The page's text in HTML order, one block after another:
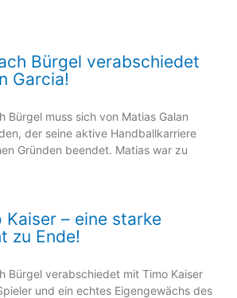
Bürgel verabschiedet
Garcia!
Bürgel muss sich von Matias Galan
der seine aktive Handballkarriere
Gründen beendet. Matias war zu
Kaiser – eine starke
zu Ende!
Bürgel verabschiedet mit Timo Kaiser
und ein echtes Eigengewächs des